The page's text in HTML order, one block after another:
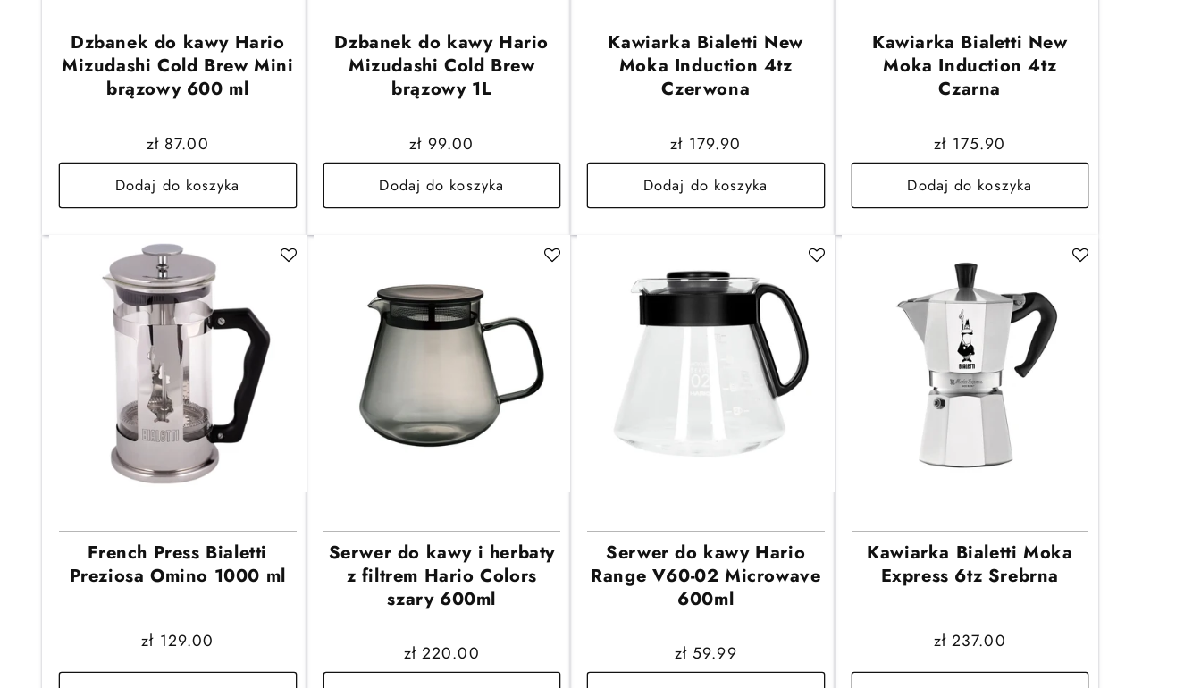
Dzbanek do kawy Hario
Mizudashi Cold Brew Mini
brązowy 600 ml
Cena
regularna
zł 87.00
Dodaj do koszyka
Dzbanek do kawy Hario
Mizudashi Cold Brew
brązowy 1L
Cena
regularna
zł 99.00
Dodaj do koszyka
Kawiarka Bialetti New
Moka Induction 4tz
Czerwona
Cena
regularna
zł 179.90
Dodaj do koszyka
Kawiarka Bialetti New
Moka Induction 4tz
Czarna
Cena
regularna
zł 175.90
Dodaj do koszyka
French Press Bialetti
Preziosa Omino 1000 ml
Cena
zł 129.00
Serwer do kawy i herbaty
z filtrem Hario Colors
szary 600ml
Cena
regularna
zł 220.00
Serwer do kawy Hario
Range V60-02 Microwave
600ml
Cena
regularna
zł 59.99
Kawiarka Bialetti Moka
Express 6tz Srebrna
Cena
zł 237.00